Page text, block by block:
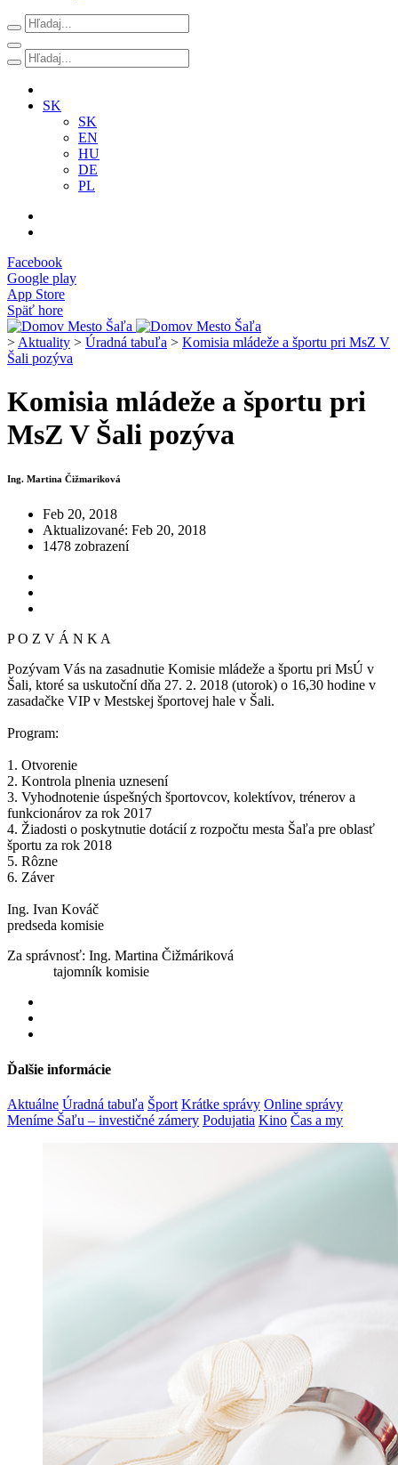
SK
SK
EN
HU
DE
PL
Facebook
Google play
App Store
Späť hore
> Aktuality > Úradná tabuľa > Komisia mládeže a športu pri MsZ V
Šali pozýva
Komisia mládeže a športu pri
MsZ V Šali pozýva
Ing. Martina Čižmariková
Feb 20, 2018
Aktualizované: Feb 20, 2018
1478 zobrazení
P O Z V Á N K A
Pozývam Vás na zasadnutie Komisie mládeže a športu pri MsÚ v
Šali, ktoré sa uskutoční dňa 27. 2. 2018 (utorok) o 16,30 hodine v
zasadačke VIP v Mestskej športovej hale v Šali.
Program:
1. Otvorenie
2. Kontrola plnenia uznesení
3. Vyhodnotenie úspešných športovcov, kolektívov, trénerov a
funkcionárov za rok 2017
4. Žiadosti o poskytnutie dotácií z rozpočtu mesta Šaľa pre oblasť
športu za rok 2018
5. Rôzne
6. Záver
Ing. Ivan Kováč
predseda komisie
Za správnosť: Ing. Martina Čižmáriková
tajomník komisie
Ďalšie informácie
Aktuálne Úradná tabuľa Šport Krátke správy Online správy
Meníme Šaľu – investičné zámery Podujatia Kino Čas a my